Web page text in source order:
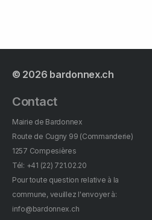
© 2026 bardonnex.ch
Contact
Mairie de Bardonnex
Route de Cugny 99 (Commanderie)
1257 Compesières
Tél: +41 (22) 721.02.20
Pour toute question relative à la
commune, veuillez l'envoyer à:
info@bardonnex.ch